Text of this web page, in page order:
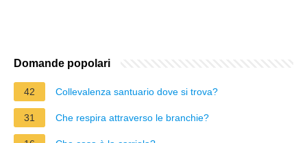
Domande popolari
42 Collevalenza santuario dove si trova?
31 Che respira attraverso le branchie?